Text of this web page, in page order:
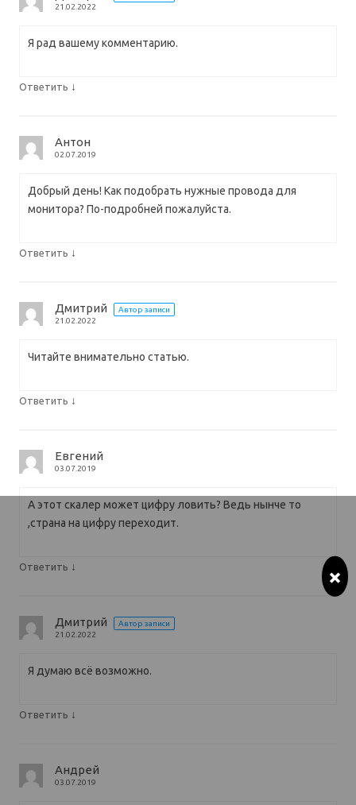
×
21.02.2022
Я рад вашему комментарию.
Ответить ↓
Антон
02.07.2019
Добрый день! Как подобрать нужные провода для
монитора? По-подробней пожалуйста.
Ответить ↓
Дмитрий
Автор записи
21.02.2022
Читайте внимательно статью.
Ответить ↓
Евгений
03.07.2019
А этот скалер может цифру ловить? Ведь нынче то
,страна на цифру переходит.
Ответить ↓
Дмитрий
Автор записи
21.02.2022
Я думаю всё возможно.
Ответить ↓
Андрей
03.07.2019